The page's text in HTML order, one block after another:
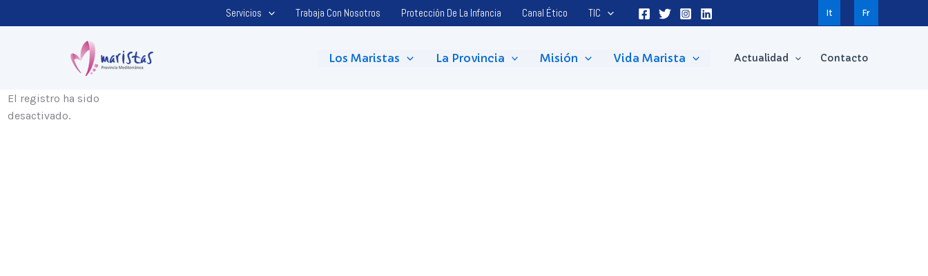
al
Servicios Trabaja Con Nosotros Protección De La Infancia Canal Ético TIC It Fr
Los Maristas La Provincia Misión Vida Marista Actualidad Contacto
El registro ha sido
desactivado.